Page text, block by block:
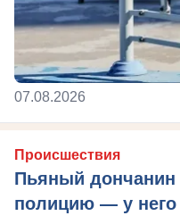
07.08.2026
Происшествия
Пьяный дончанин
полицию — у